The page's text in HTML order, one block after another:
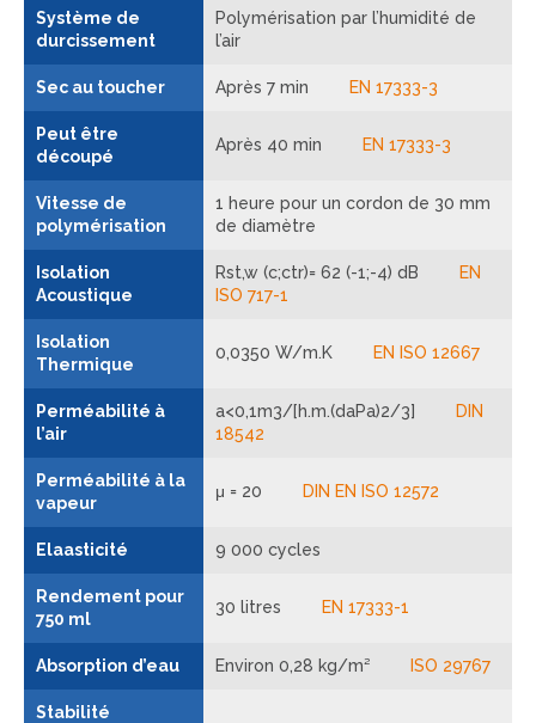
Système de
durcissement
Polymérisation par l’humidité de
l’air
Sec au toucher Après 7 min EN 17333-3
Peut être
découpé
Après 40 min EN 17333-3
Vitesse de
polymérisation
1 heure pour un cordon de 30 mm
de diamètre
Isolation
Acoustique
Rst,w (c;ctr)= 62 (-1;-4) dB
EN
ISO 717-1
Isolation
Thermique
0,0350 W/m.K EN ISO 12667
Perméabilité à
l’air
a<0,1m3/[h.m.(daPa)2/3]
DIN
18542
Perméabilité à la
vapeur
μ = 20 DIN EN ISO 12572
Elaasticité 9 000 cycles
Rendement pour
750 ml
30 litres EN 17333-1
Absorption d’eau Environ 0,28 kg/m² ISO 29767
Stabilité